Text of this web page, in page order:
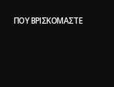
ΠΟΥ ΒΡΙΣΚΌΜΑΣΤΕ